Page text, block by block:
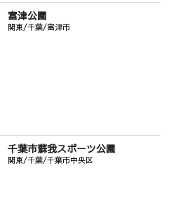
富津公園
関東/千葉/富津市
千葉市蘇我スポーツ公園
関東/千葉/千葉市中央区